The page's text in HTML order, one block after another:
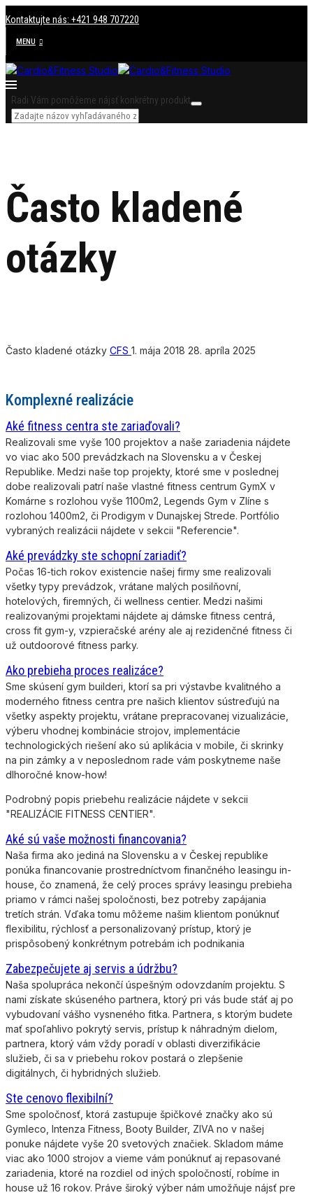
Kontaktujte nás: +421 948 707220
MENU
Radi Vám pomôžeme nájsť konkrétny produkt
Často kladené
otázky
Často kladené otázky CFS 1. mája 2018 28. apríla 2025
Komplexné realizácie
Aké fitness centra ste zariaďovali?
Realizovali sme vyše 100 projektov a naše zariadenia nájdete
vo viac ako 500 prevádzkach na Slovensku a v Českej
Republike. Medzi naše top projekty, ktoré sme v poslednej
dobe realizovali patrí naše vlastné fitness centrum GymX v
Komárne s rozlohou vyše 1100m2, Legends Gym v Zlíne s
rozlohou 1400m2, či Prodigym v Dunajskej Strede. Portfólio
vybraných realizácii nájdete v sekcii "Referencie".
Aké prevádzky ste schopní zariadiť?
Počas 16-tich rokov existencie našej firmy sme realizovali
všetky typy prevádzok, vrátane malých posilňovní,
hotelových, firemných, či wellness centier. Medzi našimi
realizovanými projektami nájdete aj dámske fitness centrá,
cross fit gym-y, vzpieračské arény ale aj rezidenčné fitness či
už outdoorové fitness parky.
Ako prebieha proces realizáce?
Sme skúsení gym builderi, ktorí sa pri výstavbe kvalitného a
moderného fitness centra pre našich klientov sústreďujú na
všetky aspekty projektu, vrátane prepracovanej vizualizácie,
výberu vhodnej kombinácie strojov, implementácie
technologických riešení ako sú aplikácia v mobile, či skrinky
na pin zámky a v neposlednom rade vám poskytneme naše
dlhoročné know-how!
Podrobný popis priebehu realizácie nájdete v sekcii
"REALIZÁCIE FITNESS CENTIER".
Aké sú vaše možnosti financovania?
Naša firma ako jediná na Slovensku a v Českej republike
ponúka financovanie prostredníctvom finančného leasingu in-
house, čo znamená, že celý proces správy leasingu prebieha
priamo v rámci našej spoločnosti, bez potreby zapájania
tretích strán. Vďaka tomu môžeme našim klientom ponúknuť
flexibilitu, rýchlosť a personalizovaný prístup, ktorý je
prispôsobený konkrétnym potrebám ich podnikania
Zabezpečujete aj servis a údržbu?
Naša spolupráca nekončí úspešným odovzdaním projektu. S
nami získate skúseného partnera, ktorý pri vás bude stáť aj po
vybudovaní vášho vysneného fitka. Partnera, s ktorým budete
mať spoľahlivo pokrytý servis, prístup k náhradným dielom,
partnera, ktorý vám vždy poradí v oblasti diverzifikácie
služieb, či sa v priebehu rokov postará o zlepšenie
digitálnych, či hybridných služieb.
Ste cenovo flexibilní?
Sme spoločnosť, ktorá zastupuje špičkové značky ako sú
Gymleco, Intenza Fitness, Booty Builder, ZIVA no v našej
ponuke nájdete vyše 20 svetových značiek. Skladom máme
viac ako 1000 strojov a vieme vám ponúknuť aj repasované
zariadenia, ktoré na rozdiel od iných spoločností, robíme in
house už 16 rokov. Práve široký výber nám umožňuje nájsť pre